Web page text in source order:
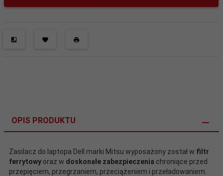
OPIS PRODUKTU
Zasilacz do laptopa Dell marki Mitsu wyposażony został w filtr
ferrytowy oraz w doskonałe zabezpieczenia chroniące przed
przepięciem, przegrzaniem, przeciążeniem i przeładowaniem.